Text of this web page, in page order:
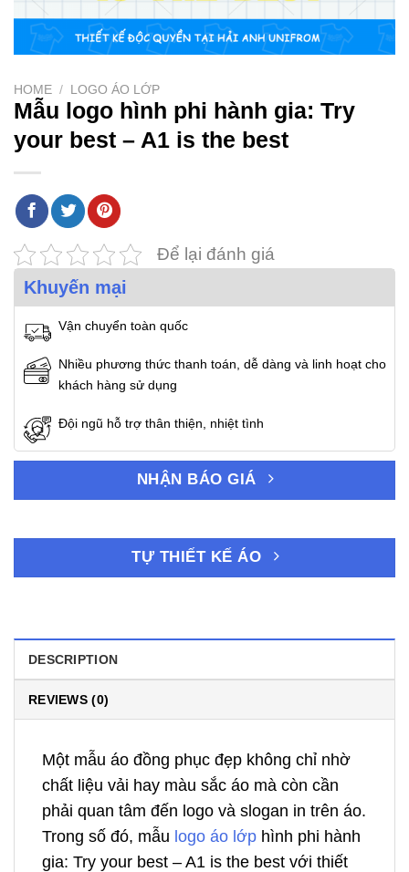
HOME / LOGO ÁO LỚP
Mẫu logo hình phi hành gia: Try
your best – A1 is the best
Để lại đánh giá
Khuyến mại
Vận chuyển toàn quốc
Nhiều phương thức thanh toán, dễ dàng và linh hoạt cho
khách hàng sử dụng
Đội ngũ hỗ trợ thân thiện, nhiệt tình
NHẬN BÁO GIÁ
TỰ THIẾT KẾ ÁO
DESCRIPTION
REVIEWS (0)
Một mẫu áo đồng phục đẹp không chỉ nhờ
chất liệu vải hay màu sắc áo mà còn cần
phải quan tâm đến logo và slogan in trên áo.
Trong số đó, mẫu logo áo lớp hình phi hành
gia: Try your best – A1 is the best với thiết